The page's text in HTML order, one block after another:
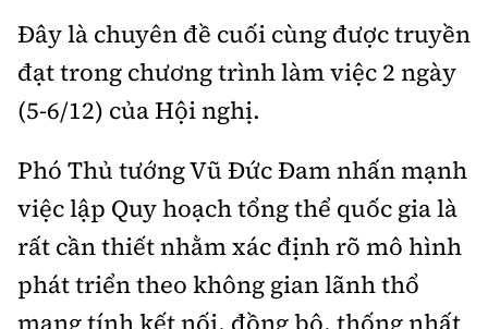
Đường thủy
Hàng hải
Nhà thầu
Mời thầu - Đấu thầu
Thi viết về GTVT
Hỏi - Đáp
Lái xe an toàn
Chung tay vì ATGT
Gương sáng giao thông
Y tế
Đời sống
Lao động - Công đoàn
Văn hóa
Showbiz
Âm nhạc
Thể thao
Bóng đá
Hậu trường sao
360 độ thể thao
Công nghệ
Công nghệ mới
Sản phẩm mới
Tư vấn
Thế giới
Thời sự Quốc tế
Hồ sơ tài liệu
Đi ++
Du lịch
Video
Đây là chuyên đề cuối cùng được truyền
đạt trong chương trình làm việc 2 ngày
(5-6/12) của Hội nghị.
Phó Thủ tướng Vũ Đức Đam nhấn mạnh
việc lập Quy hoạch tổng thể quốc gia là
rất cần thiết nhằm xác định rõ mô hình
phát triển theo không gian lãnh thổ
mang tính kết nối, đồng bộ, thống nhất